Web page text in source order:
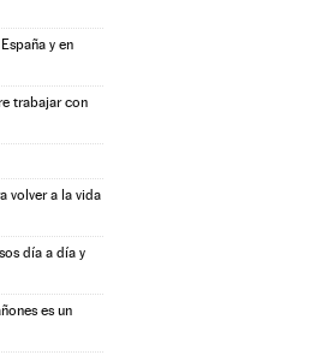
y en
trabajar con
volver a la vida
día a día y
es un